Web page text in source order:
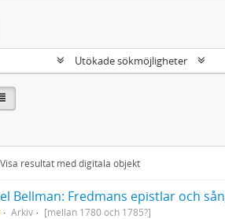
Utökade sökmöjligheter
Visa resultat med digitala objekt
Bellman: Fredmans epistlar och
Arkiv [mellan 1780 och 1785?]